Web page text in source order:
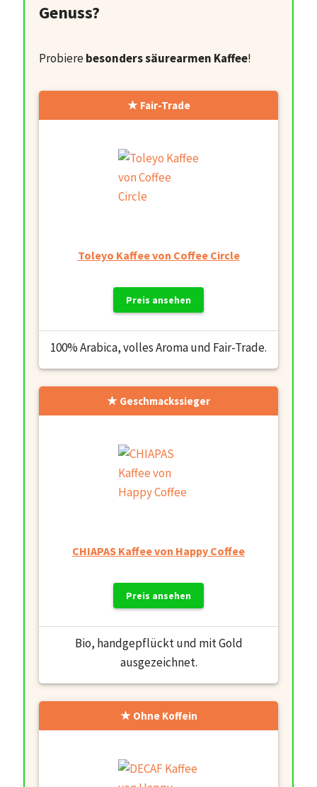
Genuss?
Probierebesonders säurearmen Kaffee!
Fair-Trade
Toleyo Kaffee von Coffee Circle
Preis ansehen
100% Arabica, volles Aroma und Fair-Trade.
Geschmackssieger
CHIAPAS Kaffee von Happy Coffee
Preis ansehen
Bio, handgepflückt und mit Gold
ausgezeichnet.
Ohne Koffein